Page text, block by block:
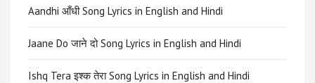
Aandhi आँधी Song Lyrics in English and Hindi
Jaane Do जाने दो Song Lyrics in English and Hindi
Ishq Tera इश्क तेरा Song Lyrics in English and Hindi